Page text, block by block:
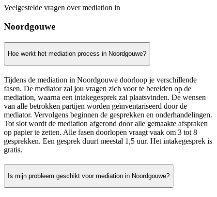
Veelgestelde vragen over mediation in
Noordgouwe
Hoe werkt het mediation process in Noordgouwe?
Tijdens de mediation in Noordgouwe doorloop je verschillende
fasen. De mediator zal jou vragen zich voor te bereiden op de
mediation, waarna een intakegesprek zal plaatsvinden. De wensen
van alle betrokken partijen worden geïnventariseerd door de
mediator. Vervolgens beginnen de gesprekken en onderhandelingen.
Tot slot wordt de mediation afgerond door alle gemaakte afspraken
op papier te zetten. Alle fasen doorlopen vraagt vaak om 3 tot 8
gesprekken. Een gesprek duurt meestal 1,5 uur. Het intakegesprek is
gratis.
Is mijn probleem geschikt voor mediation in Noordgouwe?